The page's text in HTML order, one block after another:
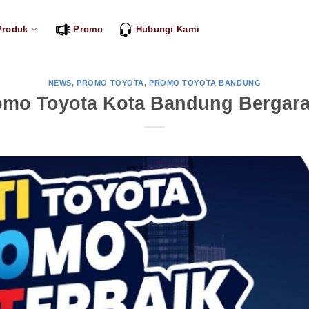
Promo Hubungi Kami
NEWS,PROMO TOYOTA,PROMO TOYOTA BANDUNG
Toyota Kota Bandung